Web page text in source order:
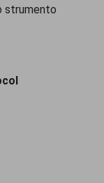
strumento